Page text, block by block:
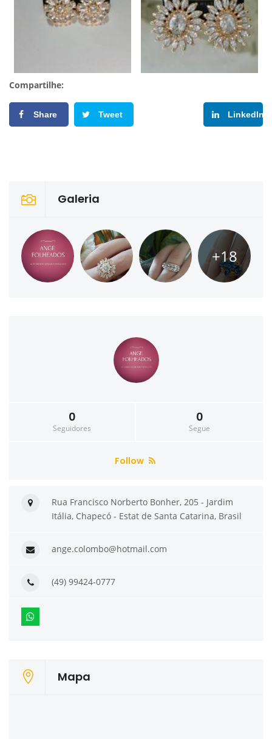
Compartilhe:
Share Tweet LinkedIn
Galeria
+18
0
Seguidores
0
Segue
Follow
Rua Francisco Norberto Bonher, 205 - Jardim
Itália, Chapecó - Estat de Santa Catarina, Brasil
ange.colombo@hotmail.com
(49) 99424-0777
Mapa